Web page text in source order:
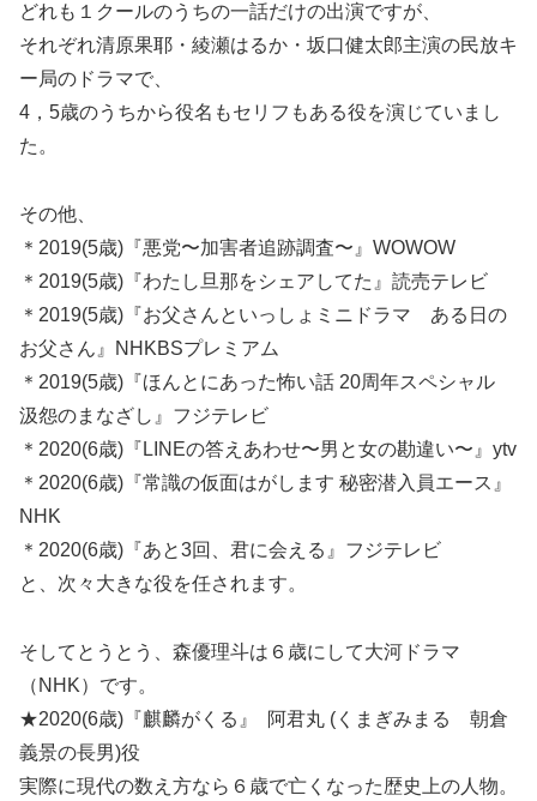
どれも１クールのうちの一話だけの出演ですが、
それぞれ清原果耶・綾瀬はるか・坂口健太郎主演の民放キ
ー局のドラマで、
4，5歳のうちから役名もセリフもある役を演じていまし
た。
その他、
＊2019(5歳)『悪党〜加害者追跡調査〜』WOWOW
＊2019(5歳)『わたし旦那をシェアしてた』読売テレビ
＊2019(5歳)『お父さんといっしょミニドラマ ある日の
お父さん』NHKBSプレミアム
＊2019(5歳)『ほんとにあった怖い話 20周年スペシャル
汲怨のまなざし』フジテレビ
＊2020(6歳)『LINEの答えあわせ〜男と女の勘違い〜』ytv
＊2020(6歳)『常識の仮面はがします 秘密潜入員エース』
NHK
＊2020(6歳)『あと3回、君に会える』フジテレビ
と、次々大きな役を任されます。
そしてとうとう、森優理斗は６歳にして大河ドラマ
（NHK）です。
★2020(6歳)『麒麟がくる』 阿君丸 (くまぎみまる 朝倉
義景の長男)役
実際に現代の数え方なら６歳で亡くなった歴史上の人物。